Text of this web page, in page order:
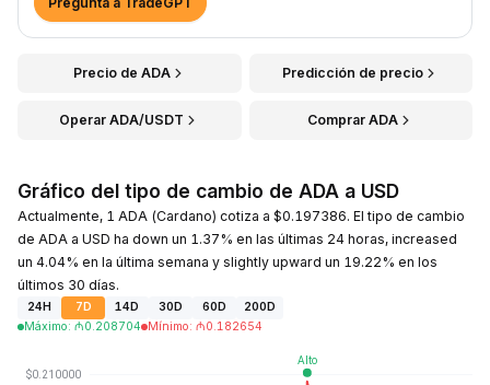
Precio de ADA Predicción de precio
Operar ADA/USDT Comprar ADA
Gráfico del tipo de cambio de ADA a USD
Actualmente, 1 ADA (Cardano) cotiza a $0.197386. El tipo de cambio
de ADA a USD ha down un 1.37% en las últimas 24 horas, increased
un 4.04% en la última semana y slightly upward un 19.22% en los
últimos 30 días.
24H 7D 14D 30D 60D
200D
Máximo: ₼0.208704 Mínimo: ₼0.182654